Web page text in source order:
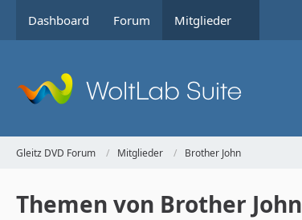
Dashboard Forum Mitglieder
Gleitz DVD Forum Mitglieder Brother John
Themen von Brother John